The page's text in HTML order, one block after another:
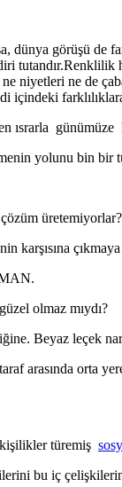
dünya görüşü de
niyetleri ne de
içindeki
ısrarla
yolunu bin bir
üretemiyorlar?
karşısına
olmaz mıydı?
Beyaz leçek
arasında orta
türemiş
bu iç